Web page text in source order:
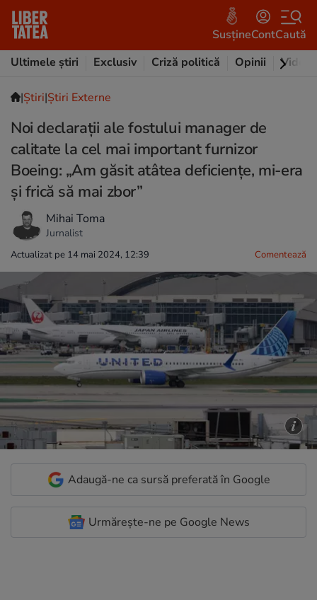
SusțineContCaută
Ultimele știri
Exclusiv Criză politică Opinii Video
|Ştiri|Știri Externe
Noi declarații ale fostului manager de
calitate la cel mai important furnizor
Boeing: „Am găsit atâtea deficiențe, mi-era
și frică să mai zbor”
Mihai Toma
Jurnalist
Actualizat pe 14 mai 2024, 12:39 Comentează
Adaugă-ne ca sursă preferată în Google
Urmărește-ne pe Google News